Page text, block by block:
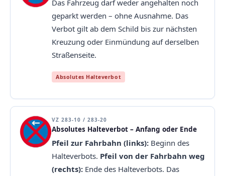
Das Fahrzeug darf weder angehalten noch
geparkt werden – ohne Ausnahme. Das
Verbot gilt ab dem Schild bis zur nächsten
Kreuzung oder Einmündung auf derselben
Straßenseite.
Absolutes Halteverbot
VZ 283-10 / 283-20
Absolutes Halteverbot – Anfang oder Ende
Pfeil zur Fahrbahn (links): Beginn des
Halteverbots. Pfeil von der Fahrbahn weg
(rechts): Ende des Halteverbots. Das